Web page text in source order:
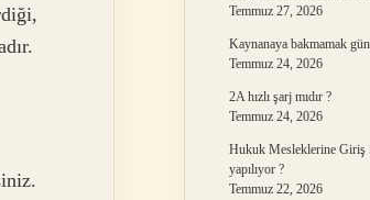
Temmuz 27, 2026
Kaynanaya bakmamak
Temmuz 24, 2026
2A hızlı şarj mıdır ?
Temmuz 24, 2026
Hukuk Mesleklerine Giriş
yapılıyor ?
Temmuz 22, 2026